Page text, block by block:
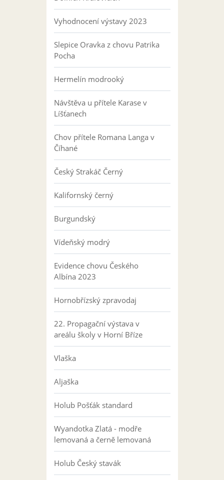
Vyhodnocení výstavy 2023
Slepice Oravka z chovu Patrika
Pocha
Hermelín modrooký
Návštěva u přítele Karase v
Líšťanech
Chov přítele Romana Langa v
Číhané
Český Strakáč Černý
Kalifornský černý
Burgundský
Vídeňský modrý
Evidence chovu Českého
Albína 2023
Hornobřízský zpravodaj
22. Propagační výstava v
areálu školy v Horní Bříze
Vlaška
Aljaška
Holub Pošťák standard
Wyandotka Zlatá - modře
lemovaná a černě lemovaná
Holub Český stavák